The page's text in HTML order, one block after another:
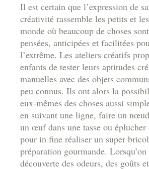
Il est certain que l’expression de
créativité rassemble les petits et
monde où beaucoup de choses
pensées, anticipées et facilitées
l’extrême. Les ateliers créatifs
enfants de tester leurs aptitudes
manuelles avec des objets
peu connus. Ils ont alors la
eux-mêmes des choses aussi
en suivant une ligne, faire un
un œuf dans une tasse ou éplucher
pour in fine réaliser un super
préparation gourmande.
découverte des odeurs, des goûts